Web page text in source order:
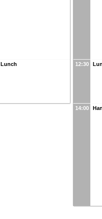
Lunch 12:30
14:00